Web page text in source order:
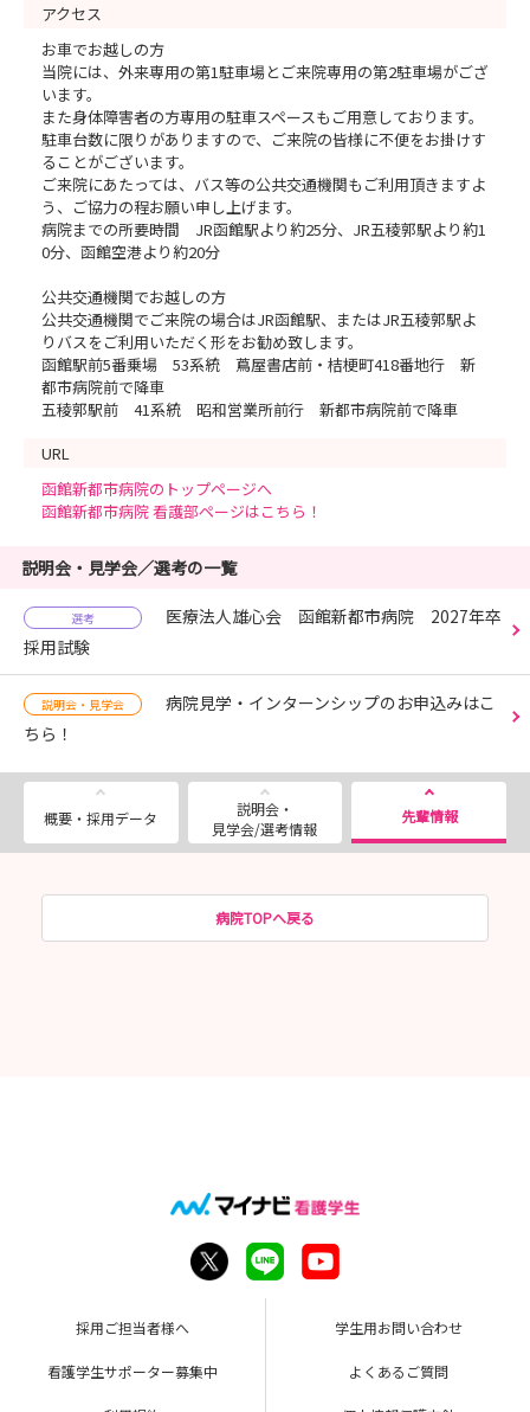
アクセス
お車でお越しの方
当院には、外来専用の第1駐車場とご来院専用の第2駐車場がござ
います。
また身体障害者の方専用の駐車スペースもご用意しております。
駐車台数に限りがありますので、ご来院の皆様に不便をお掛けす
ることがございます。
ご来院にあたっては、バス等の公共交通機関もご利用頂きますよ
う、ご協力の程お願い申し上げます。
病院までの所要時間 JR函館駅より約25分、JR五稜郭駅より約1
0分、函館空港より約20分
公共交通機関でお越しの方
公共交通機関でご来院の場合はJR函館駅、またはJR五稜郭駅よ
りバスをご利用いただく形をお勧め致します。
函館駅前5番乗場 53系統 蔦屋書店前・桔梗町418番地行 新
都市病院前で降車
五稜郭駅前 41系統 昭和営業所前行 新都市病院前で降車
URL
函館新都市病院のトップページへ
函館新都市病院 看護部ページはこちら！
説明会・見学会／選考の一覧
選考
医療法人雄心会 函館新都市病院 2027年卒
採用試験
説明会・見学会
病院見学・インターンシップのお申込みはこ
ちら！
概要・採用データ
説明会・
見学会/選考情報
先輩情報
病院TOPへ戻る
採用ご担当者様へ 学生用お問い合わせ
看護学生サポーター募集中 よくあるご質問